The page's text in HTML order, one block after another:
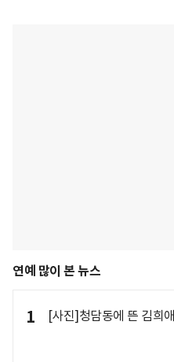
연예 많이 본 뉴스
1 [사진]청담동에 뜬 김희애